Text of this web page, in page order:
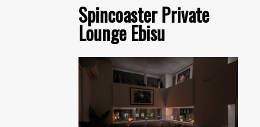
Spincoaster Private
Lounge Ebisu